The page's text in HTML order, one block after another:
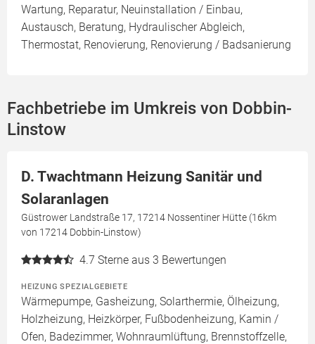
Wartung, Reparatur, Neuinstallation / Einbau,
Austausch, Beratung, Hydraulischer Abgleich,
Thermostat, Renovierung, Renovierung / Badsanierung
Fachbetriebe im Umkreis von Dobbin-
Linstow
D. Twachtmann Heizung Sanitär und
Solaranlagen
Güstrower Landstraße 17, 17214 Nossentiner Hütte (16km
von 17214 Dobbin-Linstow)
4.7 Sterne aus 3 Bewertungen
HEIZUNG SPEZIALGEBIETE
Wärmepumpe, Gasheizung, Solarthermie, Ölheizung,
Holzheizung, Heizkörper, Fußbodenheizung, Kamin /
Ofen, Badezimmer, Wohnraumlüftung, Brennstoffzelle,